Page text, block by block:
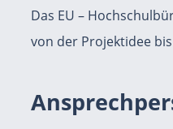
Das EU –
von der Projektidee